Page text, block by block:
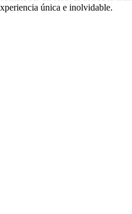
única e inolvidable.